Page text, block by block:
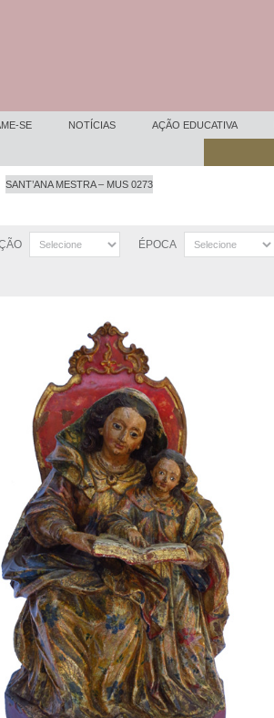
SE NOTÍCIAS AÇÃO EDUCATIVA
SANT’ANA MESTRA – MUS 0273
ÉPOCA